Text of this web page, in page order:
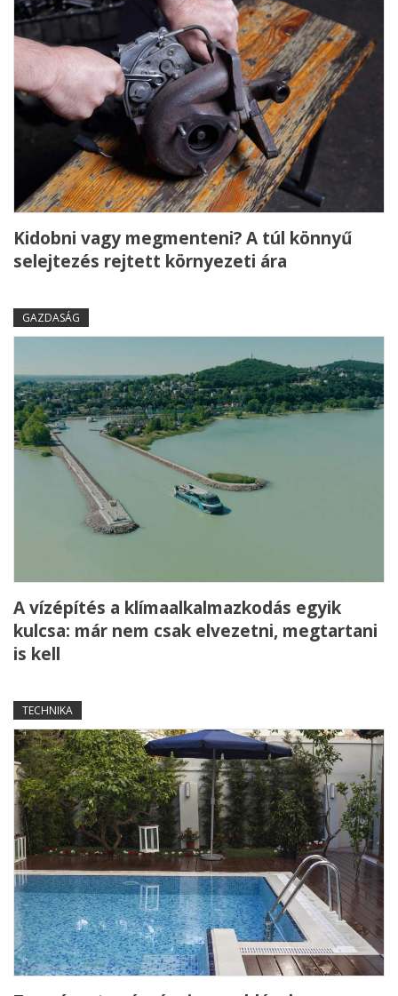
Kidobni vagy megmenteni? A túl könnyű
selejtezés rejtett környezeti ára
GAZDASÁG
A vízépítés a klímaalkalmazkodás egyik
kulcsa: már nem csak elvezetni, megtartani
is kell
TECHNIKA